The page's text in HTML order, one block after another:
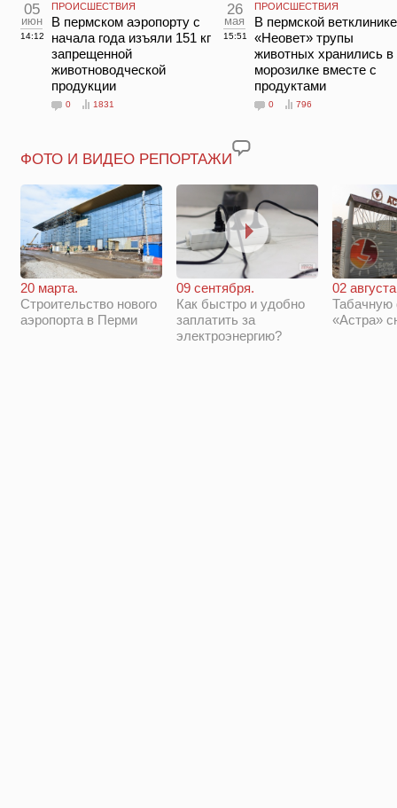
05
июн
14:12
ПРОИСШЕСТВИЯ
В пермском аэропорту с
начала года изъяли 151 кг
запрещенной
животноводческой
продукции
0 1831
26
мая
15:51
ПРОИСШЕСТВИЯ
В пермской ветклинике
«Неовет» трупы
животных хранились в
морозилке вместе с
продуктами
0 796
ФОТО И ВИДЕО РЕПОРТАЖИ
20 марта.
Строительство нового
аэропорта в Перми
09 сентября.
Как быстро и удобно
заплатить за
электроэнергию?
02
Табачную
«Астра»